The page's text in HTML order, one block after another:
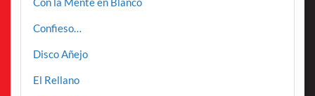
Confieso…
Disco Añejo
El Rellano